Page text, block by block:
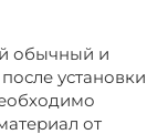
обычный и
установки
от